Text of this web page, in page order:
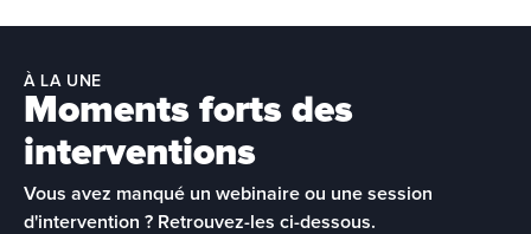
À LA UNE
Moments forts des
interventions
Vous avez manqué un webinaire ou une session
d'intervention ? Retrouvez-les ci-dessous.